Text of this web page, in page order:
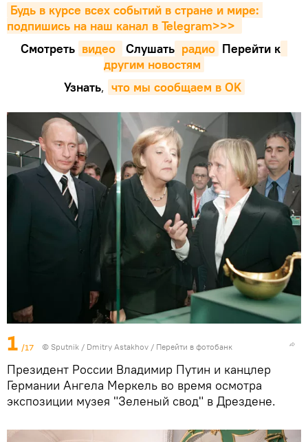
Будь в курсе всех событий в стране и мире:
подпишись на наш канал в Telegram>>>
Смотреть видео Cлушать радио Перейти к
другим новостям
Узнать, что мы сообщаем в OK
1 /17 © Sputnik / Dmitry Astakhov / Перейти в фотобанк
Президент России Владимир Путин и канцлер
Германии Ангела Меркель во время осмотра
экспозиции музея "Зеленый свод" в Дрездене.